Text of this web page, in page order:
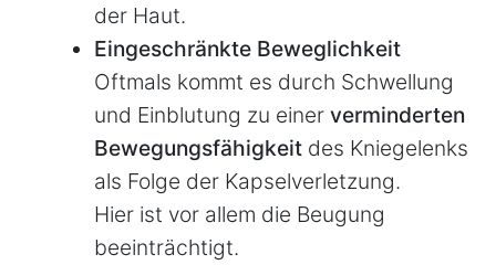
der Haut.
Eingeschränkte Beweglichkeit
Oftmals kommt es durch Schwellung
und Einblutung zu einer verminderten
Bewegungsfähigkeit des Kniegelenks
als Folge der Kapselverletzung.
Hier ist vor allem die Beugung
beeinträchtigt.